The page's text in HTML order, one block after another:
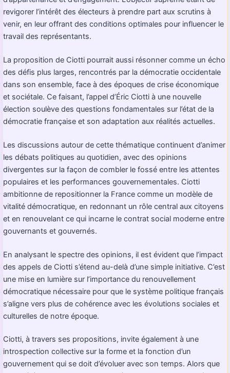
revigorer l’intérêt des électeurs à prendre part aux scrutins à
venir, en leur offrant des conditions optimales pour influencer le
travail des représentants.
La proposition de Ciotti pourrait aussi résonner comme un écho
des défis plus larges, rencontrés par la démocratie occidentale
dans son ensemble, face à des époques de crise économique
et sociétale. Ce faisant, l’appel d’Éric Ciotti à une nouvelle
élection soulève des questions fondamentales sur l’état de la
démocratie française et son adaptation aux réalités actuelles.
Les discussions autour de cette thématique continuent d’animer
les débats politiques au quotidien, avec des opinions
divergentes sur la façon de combler le fossé entre les attentes
populaires et les performances gouvernementales. Ciotti
ambitionne de repositionner la France comme un modèle de
vitalité démocratique, en redonnant un rôle central aux citoyens
et en renouvelant ce qui incarne le contrat social moderne entre
gouvernants et gouvernés.
En analysant le spectre des opinions, il est évident que l’impact
des appels de Ciotti s’étend au-delà d’une simple initiative. C’est
une mise en lumière sur l’importance du renouvellement
démocratique nécessaire pour que le système politique français
s’aligne vers plus de cohérence avec les évolutions sociales et
culturelles de notre époque.
Ciotti, à travers ses propositions, invite également à une
introspection collective sur la forme et la fonction d’un
gouvernement qui se doit d’évoluer avec son temps. Alors que